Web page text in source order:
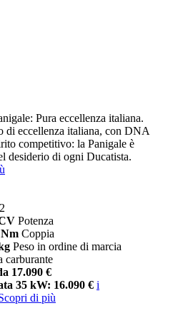
Pura eccellenza italiana.
di eccellenza italiana, con DNA
competitivo: la Panigale è
desiderio di ogni Ducatista.
Potenza
Coppia
Peso in ordine di marcia
carburante
17.090 €
35 kW: 16.090 € i
di più